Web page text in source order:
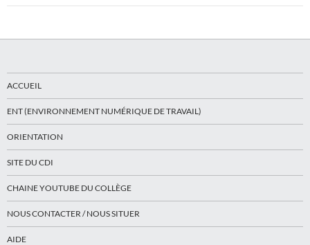
ACCUEIL
ENT (ENVIRONNEMENT NUMÉRIQUE DE TRAVAIL)
ORIENTATION
SITE DU CDI
CHAINE YOUTUBE DU COLLÈGE
NOUS CONTACTER / NOUS SITUER
AIDE